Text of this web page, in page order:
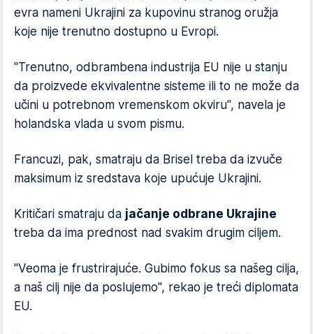
evra nameni Ukrajini za kupovinu stranog oružja
koje nije trenutno dostupno u Evropi.
"Trenutno, odbrambena industrija EU nije u stanju
da proizvede ekvivalentne sisteme ili to ne može da
učini u potrebnom vremenskom okviru", navela je
holandska vlada u svom pismu.
Francuzi, pak, smatraju da Brisel treba da izvuče
maksimum iz sredstava koje upućuje Ukrajini.
Kritičari smatraju da jačanje odbrane Ukrajine
treba da ima prednost nad svakim drugim ciljem.
"Veoma je frustrirajuće. Gubimo fokus sa našeg cilja,
a naš cilj nije da poslujemo", rekao je treći diplomata
EU.